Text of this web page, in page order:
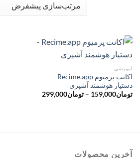
آموزشی
اکانت پرمیوم Recime.app –
دستیار هوشمند آشپزی
تومان159,000
– تومان299,000محدوده
آخرین محصولات